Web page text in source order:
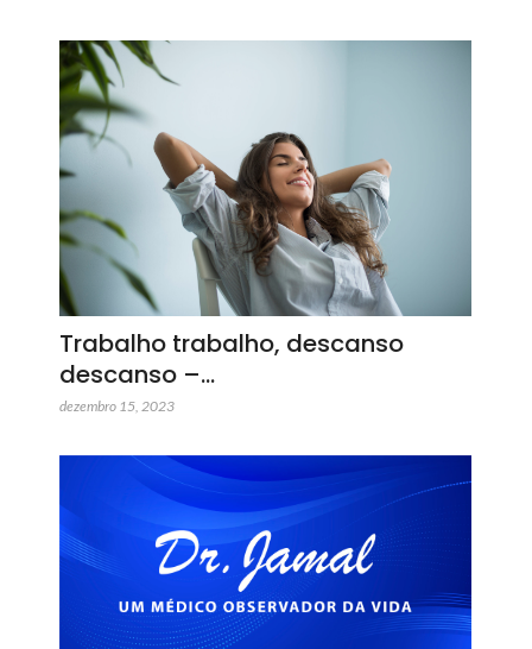
Trabalho trabalho, descanso
descanso –…
dezembro 15, 2023